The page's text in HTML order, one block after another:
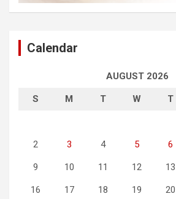
Calendar
AUGUST 2026
S M T W T
2 3 4 5 6
9 10 11 12 13
16 17 18 19 20